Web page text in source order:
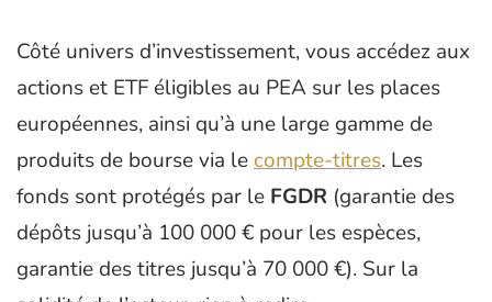
Côté univers d’investissement, vous accédez aux
actions et ETF éligibles au PEA sur les places
européennes, ainsi qu’à une large gamme de
produits de bourse via lecompte-titres. Les
fonds sont protégés par le FGDR (garantie des
dépôts jusqu’à 100 000 € pour les espèces,
garantie des titres jusqu’à 70 000 €). Sur la